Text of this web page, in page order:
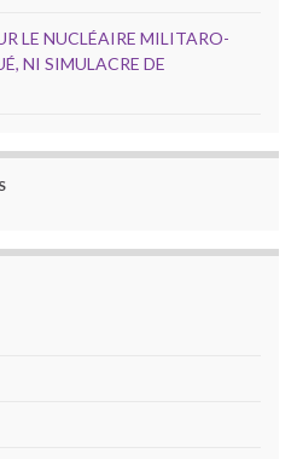
LE NUCLÉAIRE MILITARO-
NI SIMULACRE DE